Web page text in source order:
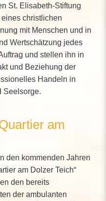
St. Elisabeth-Stiftung
christlichen
mit Menschen und in
Wertschätzung jedes
und stellen ihn in
und Beziehung der
Handeln in
Seelsorge.
am
den kommenden Jahren
am Dolzer Teich“
den bereits
der ambulanten